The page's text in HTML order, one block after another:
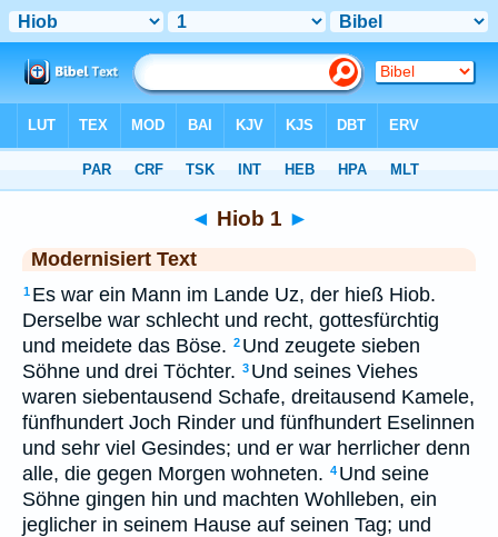
◄ Hiob 1 ►
Modernisiert Text
1 Es war ein Mann im Lande Uz, der hieß Hiob.
Derselbe war schlecht und recht, gottesfürchtig
und meidete das Böse. 2 Und zeugete sieben
Söhne und drei Töchter. 3 Und seines Viehes
waren siebentausend Schafe, dreitausend Kamele,
fünfhundert Joch Rinder und fünfhundert Eselinnen
und sehr viel Gesindes; und er war herrlicher denn
alle, die gegen Morgen wohneten. 4 Und seine
Söhne gingen hin und machten Wohlleben, ein
jeglicher in seinem Hause auf seinen Tag; und